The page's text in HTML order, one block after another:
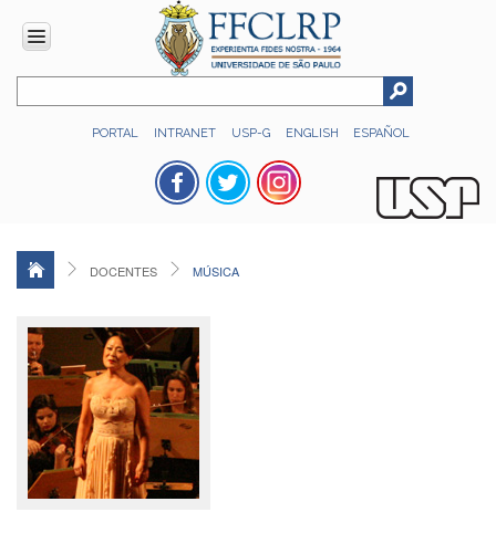
PORTAL INTRANET USP-G ENGLISH ESPAÑOL
INSTITUCIONAL
Histórico
Administração
Relatório
de
Gestão
FFCLRP
-
60
anos
DOCENTES MÚSICA